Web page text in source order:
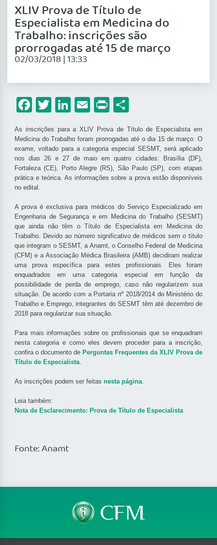
XLIV Prova de Título de
Especialista em Medicina do
Trabalho: inscrições são
prorrogadas até 15 de março
02/03/2018 | 13:33
Facebook
Twitter
LinkedIn
Email
Print
As inscrições para a XLIV Prova de Título de Especialista em
Medicina do Trabalho foram prorrogadas até o dia 15 de março. O
exame, voltado para a categoria especial SESMT, será aplicado
nos dias 26 e 27 de maio em quatro cidades: Brasília (DF),
Fortaleza (CE), Porto Alegre (RS), São Paulo (SP), com etapas
prática e teórica. As informações sobre a prova estão disponíveis
no edital.
A prova é exclusiva para médicos do Serviço Especializado em
Engenharia de Segurança e em Medicina do Trabalho (SESMT)
que ainda não têm o Título de Especialista em Medicina do
Trabalho. Devido ao número significativo de médicos sem o título
que integram o SESMT, a Anamt, o Conselho Federal de Medicina
(CFM) e a Associação Médica Brasileira (AMB) decidiram realizar
uma prova específica para estes profissionais. Eles foram
enquadrados em uma categoria especial em função da
possibilidade de perda de emprego, caso não regularizem sua
situação. De acordo com a Portaria nº 2018/2014 do Ministério do
Trabalho e Emprego, integrantes do SESMT têm até dezembro de
2018 para regularizar sua situação.
Para mais informações sobre os profissionais que se enquadram
nesta categoria e como eles devem proceder para a inscrição,
confira o documento de Perguntas Frequentes da XLIV Prova de
Título de Especialista.
As inscrições podem ser feitas nesta página.
Leia também:
Nota de Esclarecimento: Prova de Título de Especialista
Fonte: Anamt